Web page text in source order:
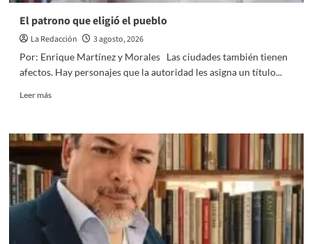
El patrono que eligió el pueblo
La Redacción
3 agosto, 2026
Por: Enrique Martínez y Morales Las ciudades también tienen
afectos. Hay personajes que la autoridad les asigna un título...
Leer másRead
El
patrono
que
eligió
el
pueblo